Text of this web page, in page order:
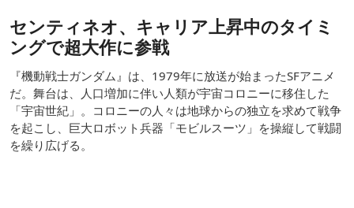
センティネオ、キャリア上昇中のタイミ
ングで超大作に参戦
『機動戦士ガンダム』は、1979年に放送が始まったSFアニメ
だ。舞台は、人口増加に伴い人類が宇宙コロニーに移住した
「宇宙世紀」。コロニーの人々は地球からの独立を求めて戦争
を起こし、巨大ロボット兵器「モビルスーツ」を操縦して戦闘
を繰り広げる。